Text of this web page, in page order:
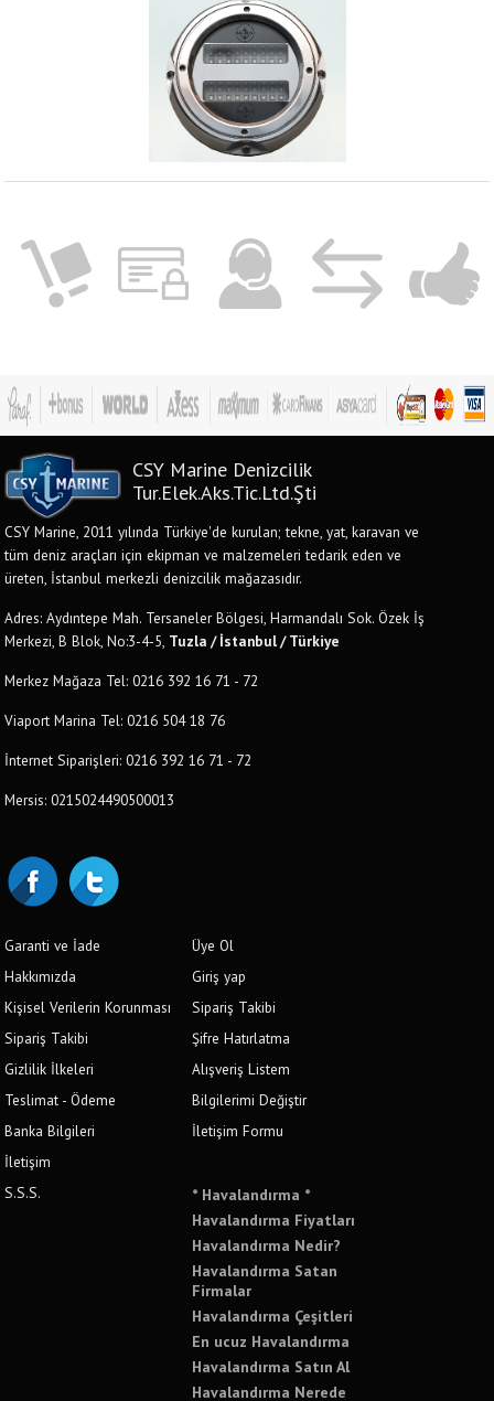
CSY Marine Denizcilik
Tur.Elek.Aks.Tic.Ltd.Şti
CSY Marine, 2011 yılında Türkiye'de kurulan; tekne, yat, karavan ve
tüm deniz araçları için ekipman ve malzemeleri tedarik eden ve
üreten, İstanbul merkezli denizcilik mağazasıdır.
Adres: Aydıntepe Mah. Tersaneler Bölgesi, Harmandalı Sok. Özek İş
Merkezi, B Blok, No:3-4-5, Tuzla / İstanbul / Türkiye
Merkez Mağaza Tel: 0216 392 16 71 - 72
Viaport Marina Tel: 0216 504 18 76
İnternet Siparişleri: 0216 392 16 71 - 72
Mersis: 0215024490500013
Garanti ve İade
Hakkımızda
Kişisel Verilerin Korunması
Sipariş Takibi
Gizlilik İlkeleri
Teslimat - Ödeme
Banka Bilgileri
İletişim
S.S.S.
Üye Ol
Giriş yap
Sipariş Takibi
Şifre Hatırlatma
Alışveriş Listem
Bilgilerimi Değiştir
İletişim Formu
* Havalandırma *
Havalandırma Fiyatları
Havalandırma Nedir?
Havalandırma Satan
Firmalar
Havalandırma Çeşitleri
En ucuz Havalandırma
Havalandırma Satın Al
Havalandırma Nerede